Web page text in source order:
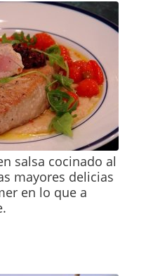
salsa cocinado al
mayores delicias
en lo que a